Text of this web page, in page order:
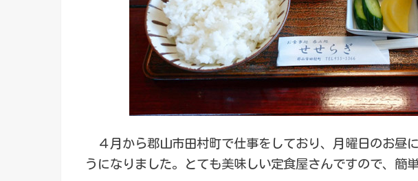
４月から郡山市田村町で仕事をしており、月曜日のお昼
うになりました。とても美味しい定食屋さんですので、簡